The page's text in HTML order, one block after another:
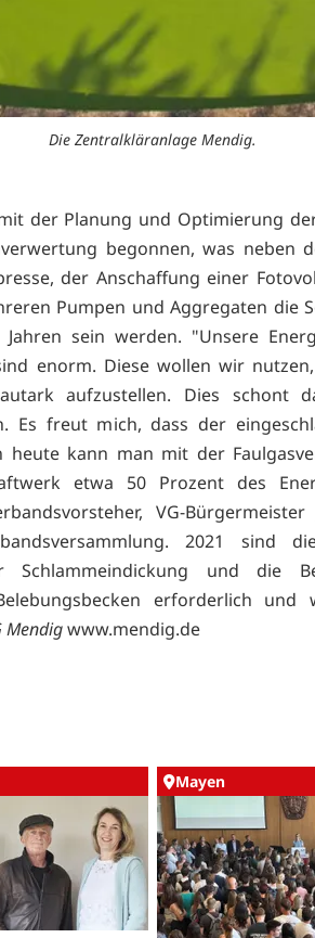
Die Zentralkläranlage Mendig.
der Planung und Optimierung
begonnen, was neben
der Anschaffung einer
Pumpen und Aggregaten die
sein werden. "Unsere
enorm. Diese wollen wir
aufzustellen. Dies schont
Es freut mich, dass der
heute kann man mit der
etwa 50 Prozent des
VG-
2021 sind
Schlammeindickung und die
erforderlich und
Mendigwww.mendig.de
Mayen